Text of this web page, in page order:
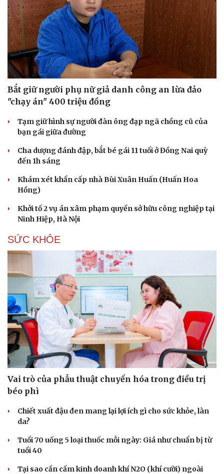
Cải chính
Bắt giữ người phụ nữ giả danh công an lừa đảo
"chạy án" 400 triệu đồng
Tạm giữ hình sự người đàn ông đạp ngã chồng cũ của
bạn gái giữa đường
Cha dượng đánh đập, bắt bé gái 11 tuổi ở Đồng Nai quỳ
đến 1h sáng
Khám xét khẩn cấp nhà Bùi Xuân Huấn (Huấn Hoa
Hồng)
Khởi tố 2 vụ án xâm phạm quyền sở hữu công nghiệp tại
Ninh Hiệp, Hà Nội
SỨC KHỎE
Vai trò của phẫu thuật chuyển hóa trong điều trị
béo phì
Chiết xuất đậu đen mang lại lợi ích gì cho sức khỏe, làn
da?
Tuổi 70 uống 5 loại thuốc mỗi ngày: Giá như chuẩn bị từ
tuổi 40
Tại sao cần cấm kinh doanh khí N2O (khí cười) ngoài